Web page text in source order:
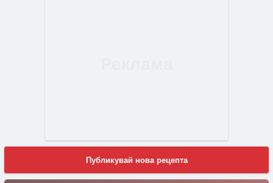
Публикувай нова рецепта